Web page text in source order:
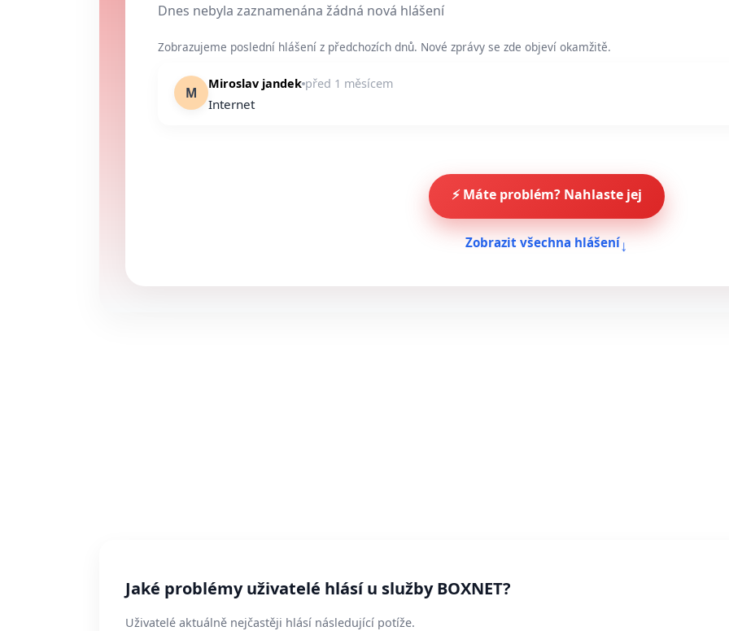
Dnes nebyla zaznamenána žádná nová hlášení
Zobrazujeme poslední hlášení z předchozích dnů. Nové zprávy se zde objeví okamžitě.
M
Miroslav jandek před 1 měsícem
Internet
⚡ Máte problém? Nahlaste jej
Zobrazit všechna hlášení↓
Jaké problémy uživatelé hlásí u služby BOXNET?
Uživatelé aktuálně nejčastěji hlásí následující potíže.